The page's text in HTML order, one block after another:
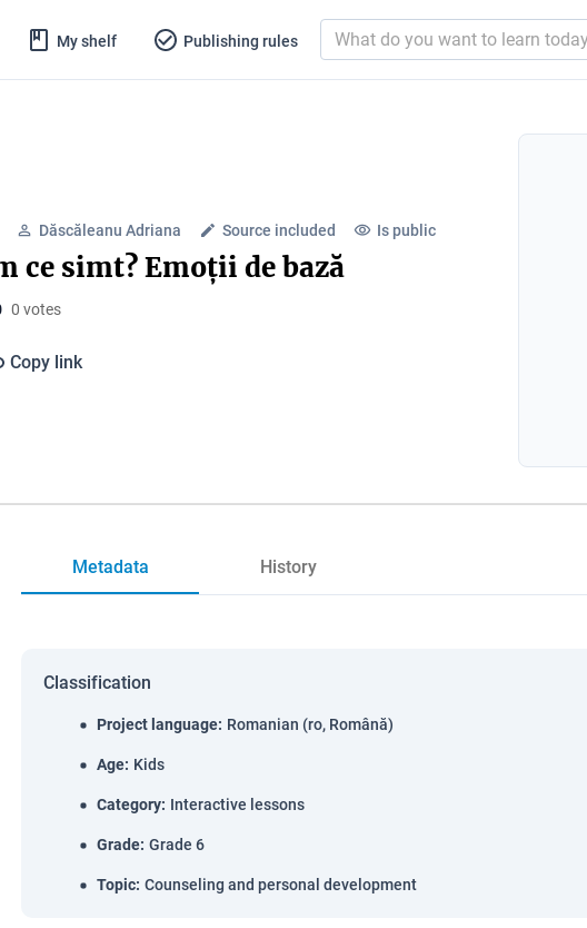
My shelf Publishing rules
Dăscăleanu Adriana Source included Is public
ce simt? Emoții de bază
0 votes
Copy link
Metadata History
Classification
Project language: Romanian (ro, Română)
Age: Kids
Category: Interactive lessons
Grade: Grade 6
Topic: Counseling and personal development